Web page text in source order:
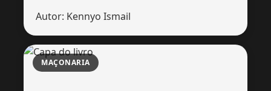
Autor: Kennyo Ismail
MAÇONARIA